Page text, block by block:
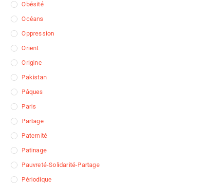
Obésité
Océans
Oppression
Orient
Origine
Pakistan
Pâques
Paris
Partage
Paternité
Patinage
Pauvreté-Solidarité-Partage
Périodique